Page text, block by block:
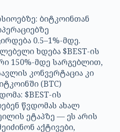
ბიტკოინთან
0.5–1%-მდე.
ხდება $BEST-ის
150%-მდე სარგებლით,
კონვერტაცია კი
(BTC)
$BEST-ის
წვდომას ახალ
ეტაპზე — ეს არის
აქტივები,